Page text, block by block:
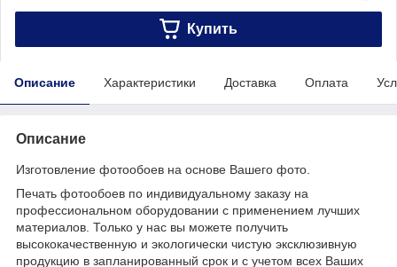
Купить
Описание Характеристики Доставка Оплата
Описание
Изготовление фотообоев на основе Вашего фото.
Печать фотообоев по индивидуальному заказу на
профессиональном оборудовании с применением лучших
материалов. Только у нас вы можете получить
высококачественную и экологически чистую эксклюзивную
продукцию в запланированный срок и с учетом всех Ваших